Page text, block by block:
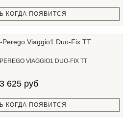
КОГДА ПОЯВИТСЯ
VIAGGIO1 DUO-FIX TT
625 руб
КОГДА ПОЯВИТСЯ